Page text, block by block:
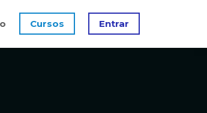
Cursos Entrar